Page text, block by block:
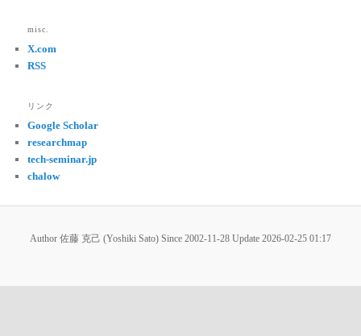
misc.
X.com
RSS
リンク
Google Scholar
researchmap
tech-seminar.jp
chalow
Author 佐藤 克己 (Yoshiki Sato) Since 2002-11-28 Update 2026-02-25 01:17